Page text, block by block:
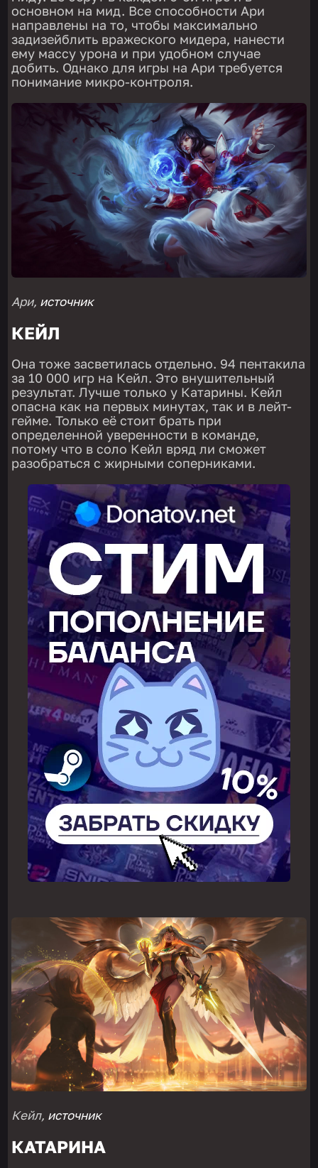
основном на мид. Все способности Ари
направлены на то, чтобы максимально
задизейблить вражеского мидера, нанести
ему массу урона и при удобном случае
добить. Однако для игры на Ари требуется
понимание микро-контроля.
Ари, источник
КЕЙЛ
Она тоже засветилась отдельно. 94 пентакила
за 10 000 игр на Кейл. Это внушительный
результат. Лучше только у Катарины. Кейл
опасна как на первых минутах, так и в лейт-
гейме. Только её стоит брать при
определенной уверенности в команде,
потому что в соло Кейл вряд ли сможет
разобраться с жирными соперниками.
Кейл, источник
КАТАРИНА